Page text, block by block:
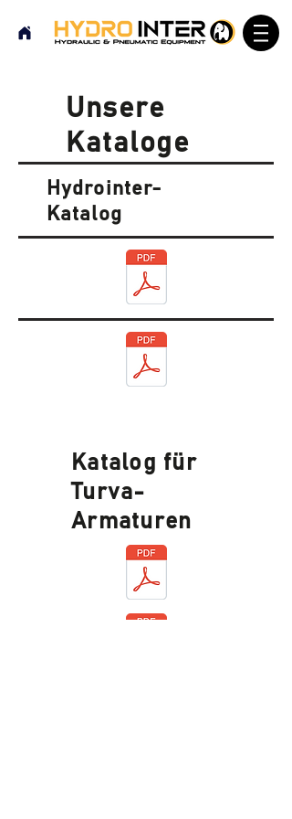
Unsere
Kataloge
Hydrointer-
Katalog
Katalog für
Turva-
Armaturen